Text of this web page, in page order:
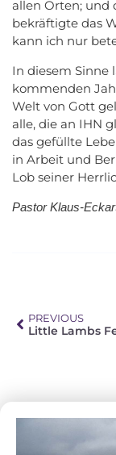
allen Orten; und
bekräftigte das
kann ich nur
In diesem Sinne
kommenden
Welt von Gott
alle, die an IHN
das gefüllte
in Arbeit und
Lob seiner
Pastor Klaus-
PREVIOUS